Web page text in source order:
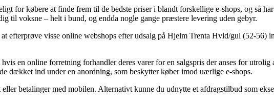
for købere at finde frem til de bedste priser i blandt forskellige e-shops, og så
til voksne – helt i bund, og endda nogle gange præstere levering uden gebyr.
efterprøve visse online webshops efter udsalg på Hjelm Trenta Hvid/gul (52-56)
en online forretning forhandler deres varer for en salgspris der anses for
dækket ind under en anordning, som beskytter køber imod uærlige e-shops.
betalinger med mobilen. Alternativt kunne du udnytte et afdragstilbud som